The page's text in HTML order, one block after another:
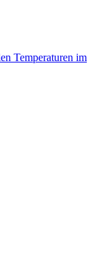
Temperaturen im